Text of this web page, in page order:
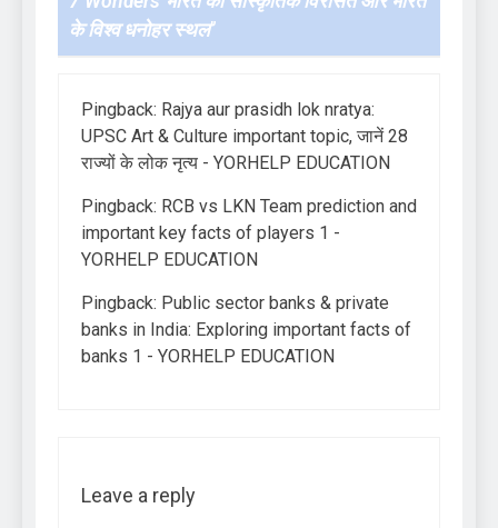
के विश्व धनोहर स्थल”
Pingback: Rajya aur prasidh lok nratya:
UPSC Art & Culture important topic, जानें 28
राज्यों के लोक नृत्य - YORHELP EDUCATION
Pingback: RCB vs LKN Team prediction and
important key facts of players 1 -
YORHELP EDUCATION
Pingback: Public sector banks & private
banks in India: Exploring important facts of
banks 1 - YORHELP EDUCATION
Leave a reply